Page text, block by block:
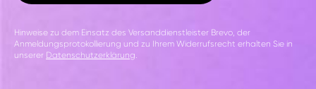
Hinweise zu dem Einsatz des Versanddienstleister Brevo, der
Anmeldungsprotokollierung und zu Ihrem Widerrufsrecht erhalten Sie in
unserer Datenschutzerklärung.